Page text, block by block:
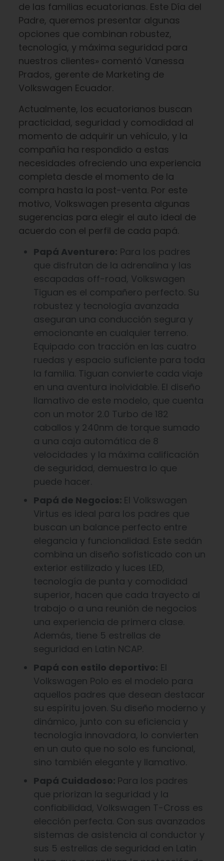
de las familias ecuatorianas. Este Día del
Padre, queremos presentar algunas
opciones que combinan robustez,
tecnología, y máxima seguridad para
nuestros clientes» comentó Vanessa
Prados, gerente de Marketing de
Volkswagen Ecuador.
Actualmente, los ecuatorianos buscan
practicidad, seguridad y comodidad al
momento de adquirir un vehículo, y la
compañía ha respondido a estas
necesidades ofreciendo una experiencia
completa desde el momento de la
compra hasta la post-venta. Por este
motivo, Volkswagen presenta algunas
sugerencias para elegir el auto ideal de
acuerdo con el perfil de cada papá.
Papá Aventurero: Para los padres
que disfrutan de la adrenalina y las
escapadas off-road, Volkswagen
Tiguan es el compañero perfecto. Su
robustez y tecnología avanzada
aseguran una conducción segura y
emocionante en cualquier terreno.
Equipado con tracción en las cuatro
ruedas y espacio suficiente para toda
la familia. Tiguan convierte cada viaje
en una aventura inolvidable. El diseño
llamativo de este modelo, que cuenta
con un motor 2.0 Turbo de 182
caballos y 240nm de torque sumado
a una caja automática de 8
velocidades y la máxima calificación
de seguridad, demuestra lo que
puede hacer.
Papá de Negocios: El Volkswagen
Virtus es ideal para los padres que
buscan un balance perfecto entre
elegancia y funcionalidad. Este sedán
combina un diseño sofisticado con un
exterior estilizado y luces LED,
tecnología de punta y comodidad
superior, hacen que cada trayecto al
trabajo o a una reunión de negocios
una experiencia de primera clase.
Además, tiene 5 estrellas de
seguridad en Latin NCAP.
Papá con estilo deportivo: El
Volkswagen Polo es el modelo para
aquellos padres que desean destacar
su espíritu joven. Su diseño moderno y
dinámico, junto con su eficiencia y
tecnología innovadora, lo convierten
en un auto que no solo es funcional,
sino también elegante y llamativo.
Papá Cuidadoso: Para los padres
que priorizan la seguridad y la
confiabilidad, Volkswagen T-Cross es
elección perfecta. Con sus avanzados
sistemas de asistencia al conductor y
sus 5 estrellas de seguridad en Latin